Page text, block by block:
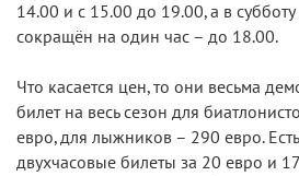
14.00 и с 15.00 до 19.00, а в
сокращён на один час – до 18.00.
Что касается цен, то они весьма
билет на весь сезон для
евро, для лыжников – 290 евро.
двухчасовые билеты за 20 евро и